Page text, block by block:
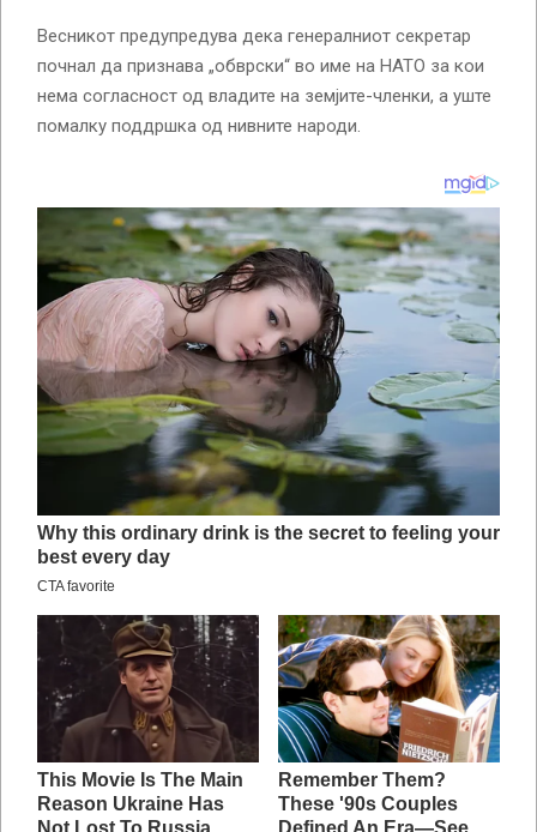
Весникот предупредува дека генералниот секретар
почнал да признава „обврски“ во име на НАТО за кои
нема согласност од владите на земјите-членки, а уште
помалку поддршка од нивните народи.